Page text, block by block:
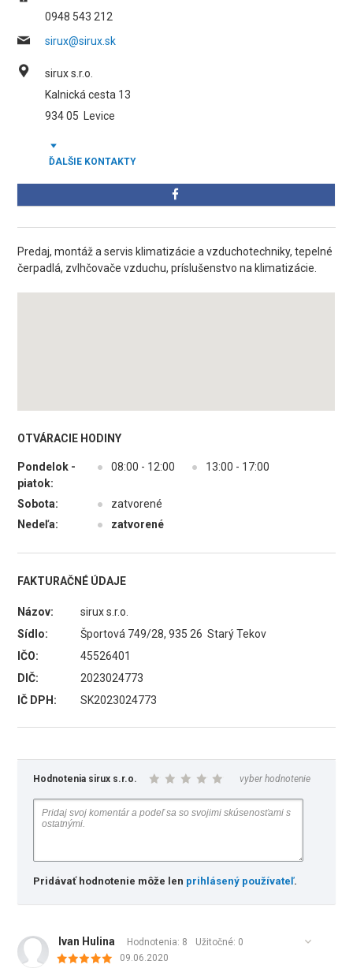
0948 543 212
sirux@sirux.sk
sirux s.r.o.
Kalnická cesta 13
934 05
Levice
ĎALŠIE KONTAKTY
Predaj, montáž a servis klimatizácie a vzduchotechniky, tepelné
čerpadlá, zvlhčovače vzduchu, príslušenstvo na klimatizácie.
OTVÁRACIE HODINY
Pondelok -
piatok:
● 08:00 - 12:00 ● 13:00 - 17:00
Sobota: ●
zatvorené
Nedeľa:
● zatvorené
FAKTURAČNÉ ÚDAJE
Názov:
sirux s.r.o.
Sídlo:
Športová 749/28, 935 26 Starý Tekov
IČO:
45526401
DIČ:
2023024773
IČ DPH:
SK2023024773
Hodnotenia sirux s.r.o. vyber hodnotenie
Pridávať hodnotenie môže len prihlásený používateľ.
Ivan Hulina Hodnotenia: 8 Užitočné: 0
09.06.2020